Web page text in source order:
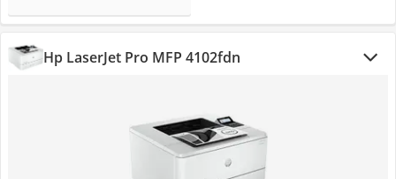
Hp LaserJet Pro MFP 4102fdn